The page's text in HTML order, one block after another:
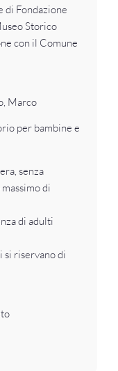
di Fondazione
Storico
con il Comune
Marco
per bambine e
senza
di
di adulti
si riservano di